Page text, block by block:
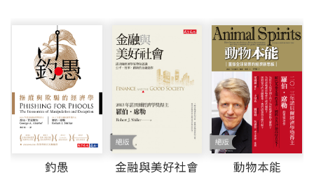
釣愚 金融與美好社會 動物本能